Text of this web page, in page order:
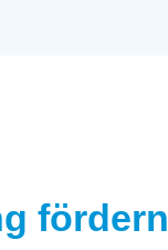
fördern